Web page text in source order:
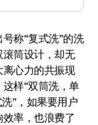
称“复式洗”的洗
筒设计，却无
心力的共振现
样“双筒洗，单
”，如果要用户
率，也浪费了